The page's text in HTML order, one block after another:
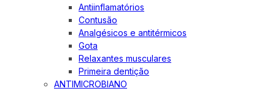
Antiinflamatórios
Contusão
Analgésicos e antitérmicos
Gota
Relaxantes musculares
Primeira dentição
ANTIMICROBIANO